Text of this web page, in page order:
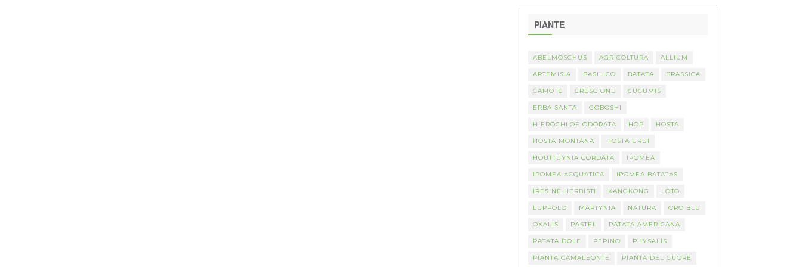
PIANTE
ABELMOSCHUS AGRICOLTURA ALLIUM
ARTEMISIA BASILICO BATATA BRASSICA
CAMOTE CRESCIONE CUCUMIS
ERBA SANTA GOBOSHI
HIEROCHLOE ODORATA HOP HOSTA
HOSTA MONTANA HOSTA URUI
HOUTTUYNIA CORDATA IPOMEA
IPOMEA ACQUATICA IPOMEA BATATAS
IRESINE HERBISTI KANGKONG LOTO
LUPPOLO MARTYNIA NATURA ORO BLU
OXALIS PASTEL PATATA AMERICANA
PATATA DOLE PEPINO PHYSALIS
PIANTA CAMALEONTE PIANTA DEL CUORE